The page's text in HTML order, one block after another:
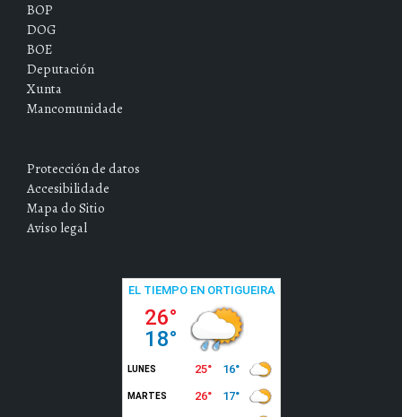
BOP
DOG
BOE
Deputación
Xunta
Mancomunidade
Protección de datos
Accesibilidade
Mapa do Sitio
Aviso legal